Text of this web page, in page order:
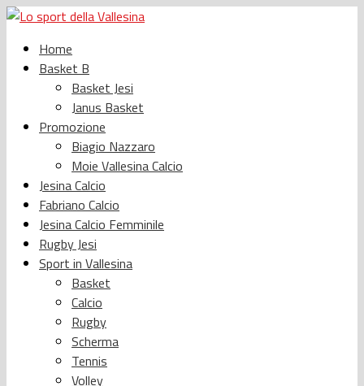
Home
Basket B
Basket Jesi
Janus Basket
Promozione
Biagio Nazzaro
Moie Vallesina Calcio
Jesina Calcio
Fabriano Calcio
Jesina Calcio Femminile
Rugby Jesi
Sport in Vallesina
Basket
Calcio
Rugby
Scherma
Tennis
Volley